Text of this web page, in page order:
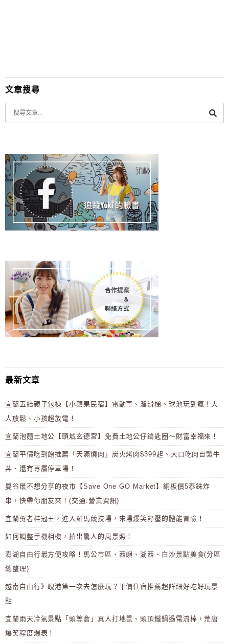
文章搜尋
最新文章
宜蘭五結親子包棟【小蘋果民宿】電動車、溜滑梯、球池玩到瘋！大
人放鬆、小孩超放電！
宜蘭泡麵土地公【頭城玄德宮】免費土地公仔鑰匙圈～財富幸福來！
宜蘭平價吃到飽推薦「天滿燒肉」炭火烤肉$399起、大口吃肉自製牛
丼、還有專屬停車場！
曼谷最不想分享的夜市【Save One GO Market】銅板價5泰銖炸
串，快帶你朋友來！(交通.營業資訊)
宜蘭勇者桂冠王，進入羅馬競技場，來場爆笑舒壓的體能冒險！
如何調整手機相機，拍出驚人的風景照！
澎湖自由行最方便攻略！馬公市區、西嶼、湖西、白沙景點美食(分區
總整理)
越南自由行》峴港第一次去怎麼玩？平價住宿推薦超詳細好吃好玩景
點
宜蘭雨天冷氣景點「頭等倉」真人打地鼠、頭頂鐵鍋過電流棒，荒唐
爆笑程度爆表！